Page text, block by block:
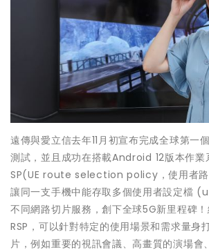
遠傳與愛立信去年11月初宣布完成全球第一
測試，並且成功在搭載Android 12版本作業
SP(UE route selection policy，使用者路
讓同一支手機中能存取多個使用者設定檔
不同網路切片服務，創下全球5G新里程碑
RSP，可以針對特定的使用場景和需求量身
片，例如重要的視訊會議、高畫質的演場會